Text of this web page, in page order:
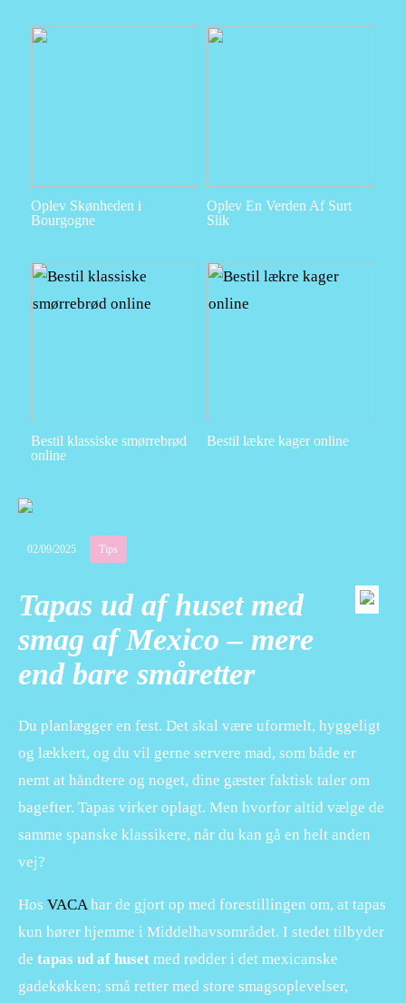
Oplev Skønheden i
Bourgogne
Oplev En Verden Af Surt
Slik
Bestil klassiske smørrebrød
online
Bestil lækre kager online
02/09/2025 Tips
Tapas ud af huset med
smag af Mexico – mere
end bare småretter
Du planlægger en fest. Det skal være uformelt, hyggeligt
og lækkert, og du vil gerne servere mad, som både er
nemt at håndtere og noget, dine gæster faktisk taler om
bagefter. Tapas virker oplagt. Men hvorfor altid vælge de
samme spanske klassikere, når du kan gå en helt anden
vej?
Hos VACA har de gjort op med forestillingen om, at tapas
kun hører hjemme i Middelhavsområdet. I stedet tilbyder
de tapas ud af huset med rødder i det mexicanske
gadekøkken; små retter med store smagsoplevelser,